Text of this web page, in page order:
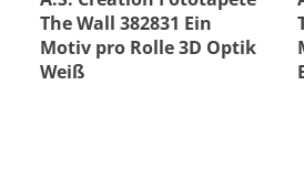
The Wall 382831 Ein
Motiv pro Rolle 3D Optik
Weiß